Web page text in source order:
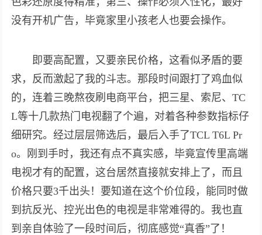
没有开机广告，毕竟家里小孩老人也要会操作。
即要高配置，又要亲民价格，这看似矛盾的要
求，反而激起了我的斗志。那段时间跟打了鸡血似
的，连着三晚熬夜刷电商平台，把三星、索尼、TC
L等十几款热门电视翻了个遍，对着各种参数指标仔
细研究。经过层层筛选后，最后入手了TCL T6L Pr
o。刚到手时，我还有点不真实感，毕竟宣传里高端
电视才有的配置，这台居然直接就安排上了，而且
价格只要3千出头！要知道在这个价位段，能同时做
到抗反光、控光出色的电视是非常难得的。我也直
到亲自体验了一段时间后，彻底感觉“真香”了！